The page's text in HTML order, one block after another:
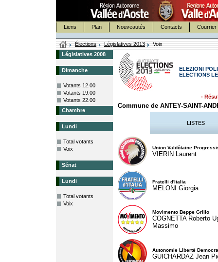
Liens Plan Nouveautés Contacts Courrier
Élections Législatives 2013
Voix
Législatives 2008
Dimanche
Votants 12.00
Votants 19.00
Votants 22.00
Chambre
Lundi
Total votants
Voix
Sénat
Lundi
Total votants
Voix
ELEZIONI
ELECTIONS
-
Commune de ANTEY-SAINT-
LISTES
Union Valdôtaine
VIERIN Laurent
Fratelli d'Italia
MELONI Giorgia
Movimento Beppe Grillo
COGNETTA Roberto
Massimo
Autonomie Liberté
GUICHARDAZ Jean